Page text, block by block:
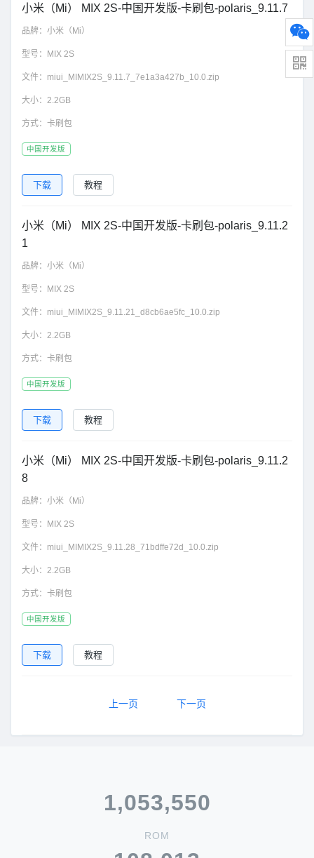
小米（Mi） MIX 2S-中国开发版-卡刷包-polaris_9.11.7
品牌： 小米（Mi）
型号： MIX 2S
文件： miui_MIMIX2S_9.11.7_7e1a3a427b_10.0.zip
大小： 2.2GB
方式： 卡刷包
中国开发版
下载 教程
小米（Mi） MIX 2S-中国开发版-卡刷包-polaris_9.11.2
1
品牌： 小米（Mi）
型号： MIX 2S
文件： miui_MIMIX2S_9.11.21_d8cb6ae5fc_10.0.zip
大小： 2.2GB
方式： 卡刷包
中国开发版
下载 教程
小米（Mi） MIX 2S-中国开发版-卡刷包-polaris_9.11.2
8
品牌： 小米（Mi）
型号： MIX 2S
文件： miui_MIMIX2S_9.11.28_71bdffe72d_10.0.zip
大小： 2.2GB
方式： 卡刷包
中国开发版
下载 教程
上一页 下一页
1,053,550
ROM